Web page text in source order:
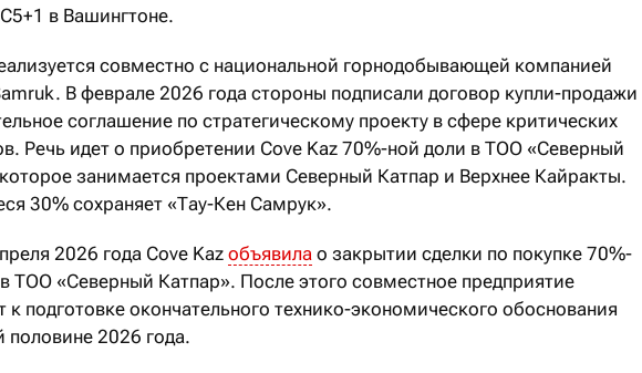
в Вашингтоне.
совместно с национальной горнодобывающей компанией
В феврале 2026 года стороны подписали договор купли-продажи
соглашение по стратегическому проекту в сфере критических
Речь идет о приобретении Cove Kaz 70%-ной доли в ТОО «Северный
занимается проектами Северный Катпар и Верхнее Кайракты.
30% сохраняет «Тау-Кен Самрук».
2026 года Cove Kaz объявила о закрытии сделки по покупке 70%-
ТОО «Северный Катпар». После этого совместное предприятие
к подготовке окончательного технико-экономического обоснования
половине 2026 года.